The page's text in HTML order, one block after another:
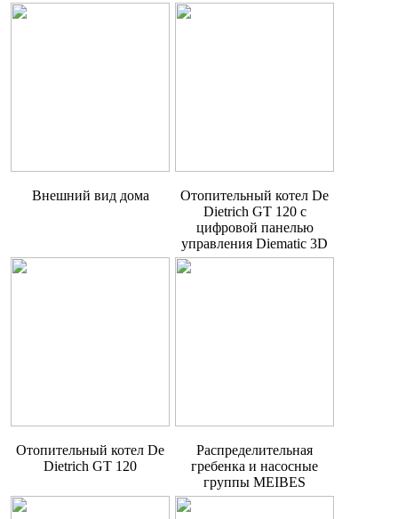
Внешний вид дома
Отопительный котел De
Dietrich GT 120 с
цифровой панелью
управления Diematic 3D
Отопительный котел De
Dietrich GT 120
Распределительная
гребенка и насосные
группы MEIBES